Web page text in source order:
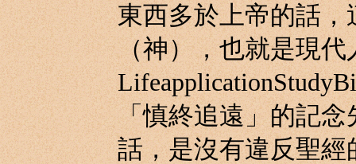
東西多於上帝的話
（神），也就是現
「慎終追遠」的記
話，是沒有違反聖